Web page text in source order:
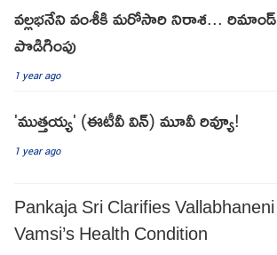
వల్లభనేని వంశీకి మరోసారి నిరాశ... రిమాండ్
పొడిగింపు
1 year ago
'ముత్తయ్య' (ఈటీవీ విన్) మూవీ రివ్యూ!
1 year ago
Pankaja Sri Clarifies Vallabhaneni
Vamsi’s Health Condition